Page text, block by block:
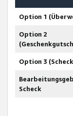
Option 1
Option 2
Option 3
Scheck